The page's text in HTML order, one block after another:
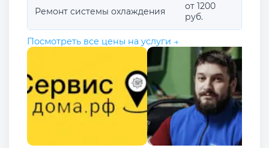
Ремонт системы охлаждения
от 1200
руб.
Посмотреть все цены на услуги →